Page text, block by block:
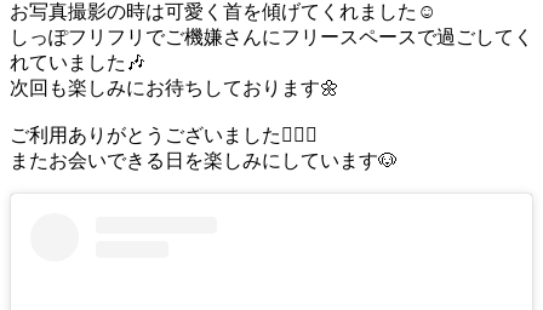
お写真撮影の時は可愛く首を傾げてくれました☺️
しっぽフリフリでご機嫌さんにフリースペースで過ごしてく
れていました🎶
次回も楽しみにお待ちしております🌼
ご利用ありがとうございました🙇🏻‍♀️
またお会いできる日を楽しみにしています🐶